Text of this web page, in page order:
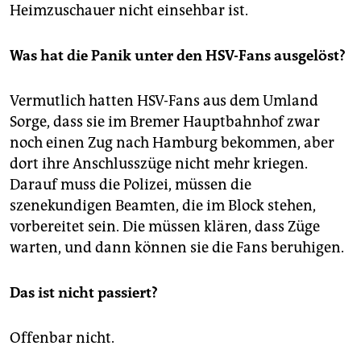
Heimzuschauer nicht einsehbar ist.
Was hat die Panik unter den HSV-Fans ausgelöst?
Vermutlich hatten HSV-Fans aus dem Umland
Sorge, dass sie im Bremer Hauptbahnhof zwar
noch einen Zug nach Hamburg bekommen, aber
dort ihre Anschlusszüge nicht mehr kriegen.
Darauf muss die Polizei, müssen die
szenekundigen Beamten, die im Block stehen,
vorbereitet sein. Die müssen klären, dass Züge
warten, und dann können sie die Fans beruhigen.
Das ist nicht passiert?
Offenbar nicht.